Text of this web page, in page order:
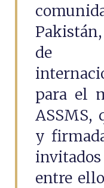
de
para el
ASSMS,
y
entre